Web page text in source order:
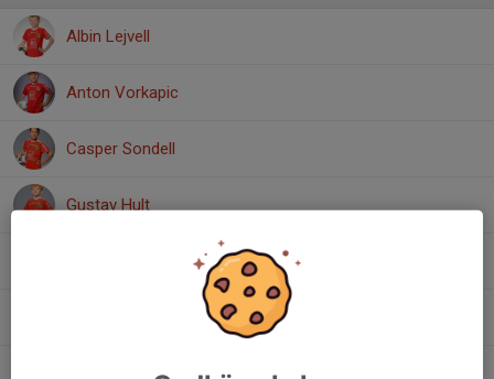
Albin Lejvell
Anton Vorkapic
Casper Sondell
Gustav Hult